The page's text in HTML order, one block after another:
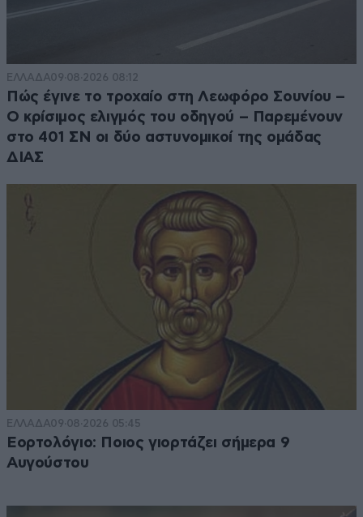
ΕΛΛΑΔΑ09·08·2026 08:12
Πώς έγινε το τροχαίο στη Λεωφόρο Σουνίου –
Ο κρίσιμος ελιγμός του οδηγού – Παρεμένουν
στο 401 ΣΝ οι δύο αστυνομικοί της ομάδας
ΔΙΑΣ
ΕΛΛΑΔΑ09·08·2026 05:45
Εορτολόγιο: Ποιος γιορτάζει σήμερα 9
Αυγούστου